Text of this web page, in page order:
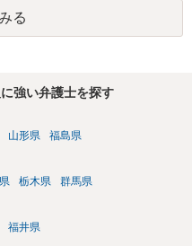
る
強い弁護士を探す
山形県 福島県
栃木県 群馬県
福井県